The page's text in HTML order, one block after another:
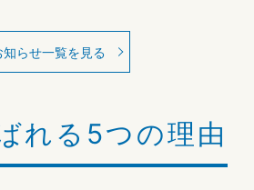
知らせ一覧を見る
れる5つの理由